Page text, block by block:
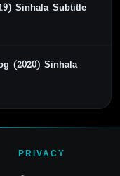
Sinhala Subtitle
(2020) Sinhala
PRIVACY